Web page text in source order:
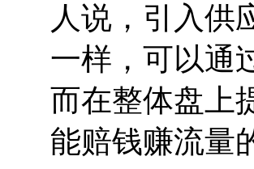
人说，引入供
一样，可以通
而在整体盘上
能赔钱赚流量